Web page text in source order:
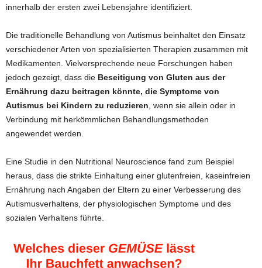
innerhalb der ersten zwei Lebensjahre identifiziert.
Die traditionelle Behandlung von Autismus beinhaltet den Einsatz
verschiedener Arten von spezialisierten Therapien zusammen mit
Medikamenten. Vielversprechende neue Forschungen haben
jedoch gezeigt, dass die Beseitigung von Gluten aus der
Ernährung dazu beitragen könnte, die Symptome von
Autismus bei Kindern zu reduzieren, wenn sie allein oder in
Verbindung mit herkömmlichen Behandlungsmethoden
angewendet werden.
Eine Studie in den Nutritional Neuroscience fand zum Beispiel
heraus, dass die strikte Einhaltung einer glutenfreien, kaseinfreien
Ernährung nach Angaben der Eltern zu einer Verbesserung des
Autismusverhaltens, der physiologischen Symptome und des
sozialen Verhaltens führte.